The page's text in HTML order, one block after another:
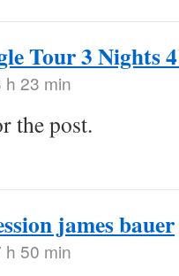
Tour 3 Nights 4
h 23 min
the post.
james bauer
h 50 min